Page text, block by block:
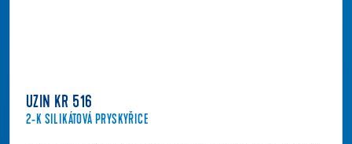
UZIN KR 516
2-K SILIKÁTOVÁ PRYSKYŘICE